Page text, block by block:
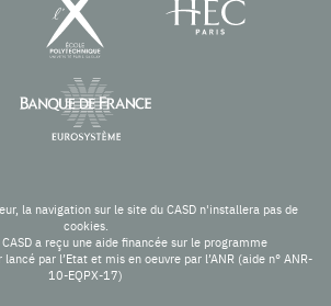
la navigation sur le site du CASD n'installera pas de
cookies.
a reçu une aide financée sur le programme
lancé par l’Etat et mis en oeuvre par l’ANR (aide n° ANR-
10-EQPX-17)